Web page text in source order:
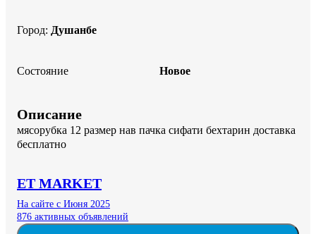
Город: Душанбе
Состояние Новое
Описание
мясорубка 12 размер нав пачка сифати бехтарин доставка
бесплатно
ET MARKET
На сайте с Июня 2025
876 активных объявлений